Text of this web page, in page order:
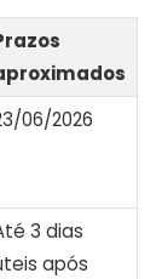
06/2026
3 dias
após